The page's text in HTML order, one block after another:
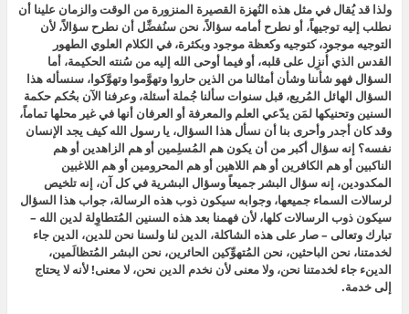
ولذا قد يُقال في مثل هذه النُهزة القصيرة المنزورة من الوقت والزمان علينا أن
نطلب إليه توجيهاً، أو نطرح أمامه سؤالاً، نحن سنُفضِّل أن نطرح سؤالاً، لأن
التوجيه موجود، كتوجيه وكعظة موجود وبكثرة، في الكلام العلوي الطهور
القدس الذي أُنزِل على قلبه، أو فيما أوحى الله إليه من سُنته الحكيمة، أما
السؤال فهو شأننا وشأن أمثالنا من الذين حاروا وتهوَّموا وتهوَّكوا، سنسأله هذا
السؤال الهائل المُريع، قبل سنوات سألنا جُملة أسئلة، وعرفنا الآن بحُكم حكمة
السنين وتحنيكها لمَن يدّعي العلم والمعرفة أو العرفان أنها في غير محلها تماماً،
وقد كان أجدر وأحرى بنا أن نسأل هذا السؤال، يا رسول الله كيف يجد الإنسان
نفسه؟ إنه سؤال أكبر من أن يكون هم المُسلِمين أو هم الزاهدين أو هم
الناكبين أو هم الكافرين أو هم اللاهين أو هم المحرومين أو هم اللاغبين
المكدودين، إنه سؤال البشر جميعاً وسؤال البشرية في كل آن، إنه تلخيص
لرسالات السماء جميعها، وجوابه سيكون ذوب هذه الرسالة، جواب هذا السؤال
سيكون ذوب الرسالات كلها، لأن فهمنا بعد هذه السنين المُتطاوِلة لدين الله –
تبارك وتعالى – صار على هذه الشاكلة، الدين لنا ولسنا نحن للدين، الدين جاء
لخدمتنا، نحن الباحثين، نحن المُتهوِّكين الحائرين، نحن البشر المُتظالَمين،
الدينء جاء لخدمتنا نحن، ولا معنى لأن نخدم الدين نحن، لا معنى! لأنه لا يحتاج
إلى خدمة.